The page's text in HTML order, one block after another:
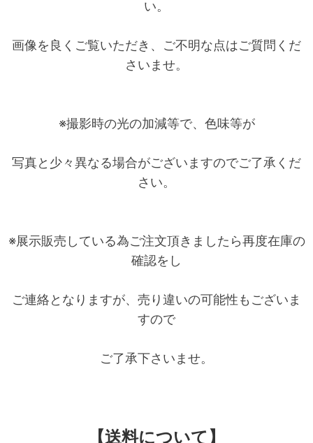
い。
画像を良くご覧いただき、ご不明な点はご質問くだ
さいませ。
※撮影時の光の加減等で、色味等が
写真と少々異なる場合がございますのでご了承くだ
さい。
※展示販売している為ご注文頂きましたら再度在庫の
確認をし
ご連絡となりますが、売り違いの可能性もございま
すので
ご了承下さいませ。
【送料について】